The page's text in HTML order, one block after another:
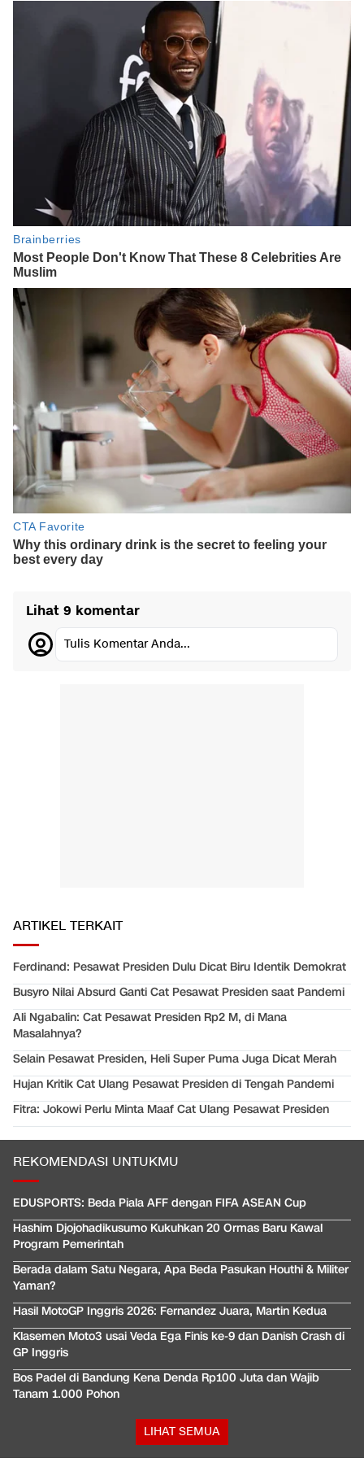
Lihat 9 komentar
Tulis Komentar Anda...
ARTIKEL TERKAIT
Ferdinand: Pesawat Presiden Dulu Dicat Biru Identik Demokrat
Busyro Nilai Absurd Ganti Cat Pesawat Presiden saat Pandemi
Ali Ngabalin: Cat Pesawat Presiden Rp2 M, di Mana
Masalahnya?
Selain Pesawat Presiden, Heli Super Puma Juga Dicat Merah
Hujan Kritik Cat Ulang Pesawat Presiden di Tengah Pandemi
Fitra: Jokowi Perlu Minta Maaf Cat Ulang Pesawat Presiden
REKOMENDASI UNTUKMU
EDUSPORTS: Beda Piala AFF dengan FIFA ASEAN Cup
Hashim Djojohadikusumo Kukuhkan 20 Ormas Baru Kawal
Program Pemerintah
Berada dalam Satu Negara, Apa Beda Pasukan Houthi & Militer
Yaman?
Hasil MotoGP Inggris 2026: Fernandez Juara, Martin Kedua
Klasemen Moto3 usai Veda Ega Finis ke-9 dan Danish Crash di
GP Inggris
Bos Padel di Bandung Kena Denda Rp100 Juta dan Wajib
Tanam 1.000 Pohon
LIHAT SEMUA